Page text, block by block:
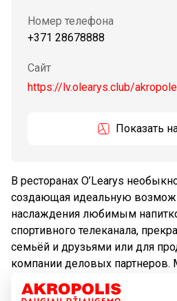
Номер телефона
+371 28678888
Сайт
https://lv.olearys.club/
Показать
В ресторанах O’Learys
создающая идеальную
наслаждения любимым
спортивного телеканала,
семьёй и друзьями или для
компании деловых партнеров.
место позволит каждому
дома. Милости просим в